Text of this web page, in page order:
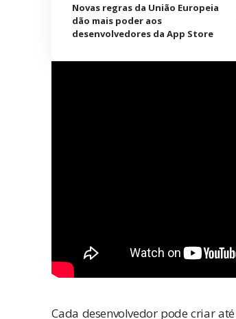
Novas regras da União Europeia
dão mais poder aos
desenvolvedores da App Store
Cada desenvolvedor pode criar até